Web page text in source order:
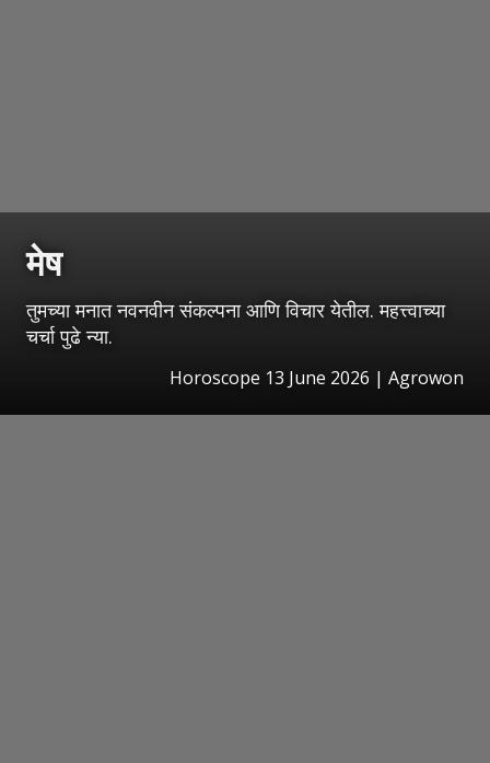
मेष
तुमच्या मनात नवनवीन संकल्पना आणि विचार येतील. महत्त्वाच्या
चर्चा पुढे न्या.
Horoscope 13 June 2026 | Agrowon